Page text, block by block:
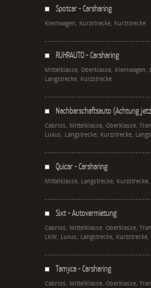
Spotcar - Carsharing
Kleinwagen, Kurzstrecke, Kurzstrecke
RUHRAUTO - Carsharing
Mittelklasse, Oberklasse, Kleinwagen,
Langstrecke, Kurzstrecke
Nachbarschaftsauto (Achtung
Cabrios, Mittelklasse, Oberklasse,
Luxus, Langstrecke, Kurzstrecke,
Quicar - Carsharing
Mittelklasse, Langstrecke,
Sixt - Autovermietung
Cabrios, Mittelklasse, Oberklasse,
LKW, Luxus, Langstrecke,
Tamyca - Carsharing
Cabrios, Mittelklasse, Oberklasse,